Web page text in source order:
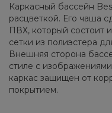
Каркасный бассейн
расцветкой. Его чаша
ПВХ, который состоит
сетки из полиэстера
Внешняя сторона
стиле с
каркас защищен от
покрытием.